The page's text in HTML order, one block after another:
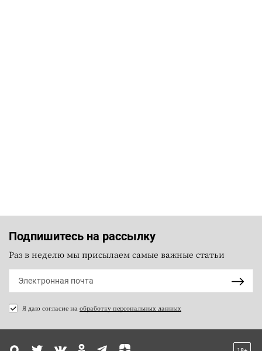
Подпишитесь на рассылку
Раз в неделю мы присылаем самые важные статьи
Я даю согласие на обработку персональных данных